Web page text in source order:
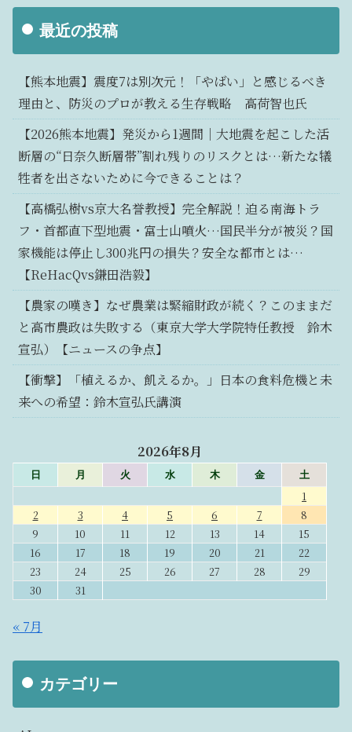
最近の投稿
【熊本地震】震度7は別次元！「やばい」と感じるべき
理由と、防災のプロが教える生存戦略 高荷智也氏
【2026熊本地震】発災から1週間｜大地震を起こした活
断層の“日奈久断層帯”割れ残りのリスクとは…新たな犠
牲者を出さないために今できることは？
【高橋弘樹vs京大名誉教授】完全解説！迫る南海トラ
フ・首都直下型地震・富士山噴火…国民半分が被災？国
家機能は停止し300兆円の損失？安全な都市とは…
【ReHacQvs鎌田浩毅】
【農家の嘆き】なぜ農業は緊縮財政が続く？このままだ
と高市農政は失敗する（東京大学大学院特任教授 鈴木
宣弘）【ニュースの争点】
【衝撃】「植えるか、飢えるか。」日本の食料危機と未
来への希望：鈴木宣弘氏講演
2026年8月
日 月 火 水 木 金 土
1
2
3 4 5 6 7
8
9
10 11 12 13 14
15
16
17 18 19 20 21
22
23
24 25 26 27 28
29
30
31
« 7月
カテゴリー